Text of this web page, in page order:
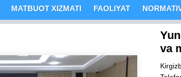
MATBUOT XIZMATI FAOLIYAT
va